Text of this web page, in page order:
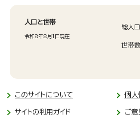
人口と世帯
令和8年8月1日現在
総人口
世帯数
このサイトについて 個人
サイトの利用ガイド ご意